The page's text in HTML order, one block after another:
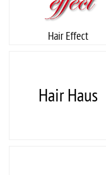
Hair Effect
Hair Haus